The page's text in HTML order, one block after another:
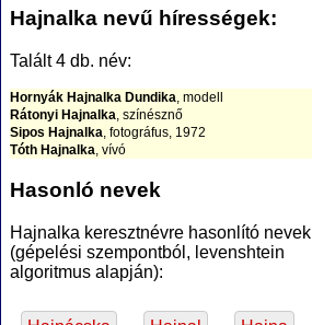
Hajnalka nevű hírességek:
Talált 4 db. név:
Hornyák Hajnalka Dundika , modell
Rátonyi Hajnalka , színésznő
Sipos Hajnalka , fotográfus, 1972
Tóth Hajnalka , vívó
Hasonló nevek
Hajnalka keresztnévre hasonlító nevek
(gépelési szempontból, levenshtein
algoritmus alapján):